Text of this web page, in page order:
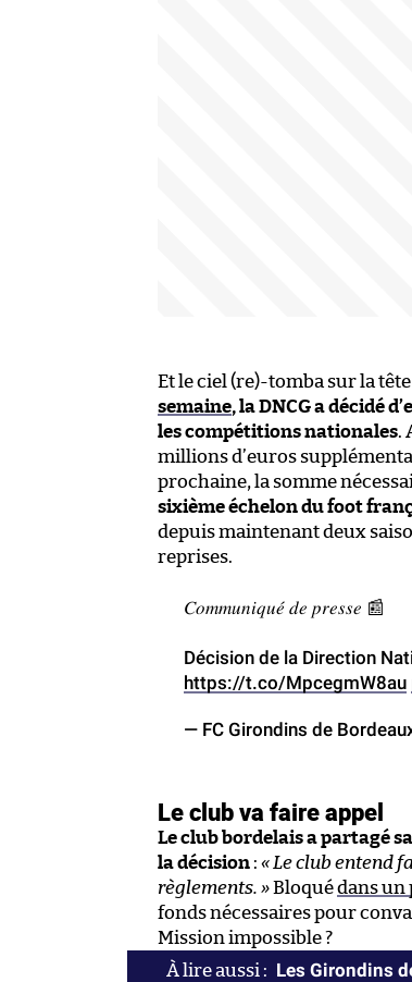
Et le ciel (re)-tomba sur la
semaine, la DNCG a décidé
les compétitions nationales.
millions d’euros
prochaine, la somme
sixième échelon du foot
depuis maintenant deux
reprises.
𝐶𝑜𝑚𝑚𝑢𝑛𝑖𝑞𝑢𝑒́ 𝑑𝑒 𝑝𝑟𝑒𝑠𝑠𝑒 📰
Décision de la Direction
https://t.co/MpcegmW8au
— FC Girondins de
Le club va faire appel
Le club bordelais a partagé
la décision : « Le club entend
règlements. »Bloquédans un
fonds nécessaires pour
Mission impossible ?
Les Girondins